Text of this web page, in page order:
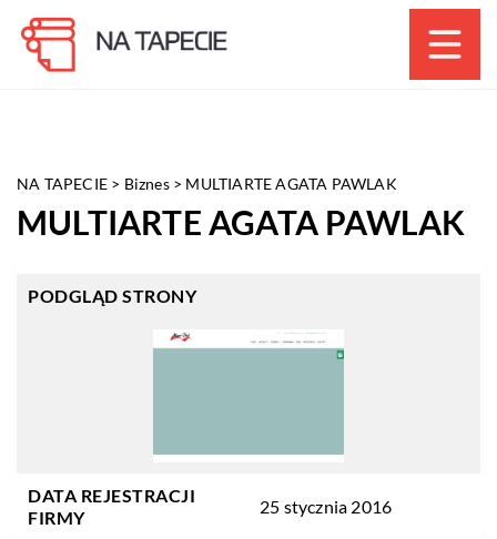
NA TAPECIE > Biznes> MULTIARTE AGATA PAWLAK
MULTIARTE AGATA PAWLAK
PODGLĄD STRONY
DATA REJESTRACJI
FIRMY
25 stycznia 2016